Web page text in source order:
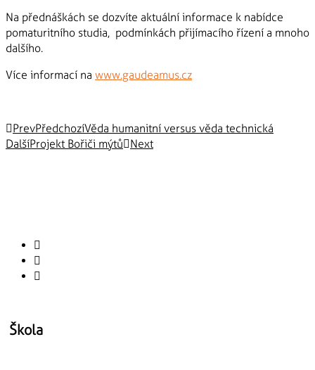
Na přednáškách se dozvíte aktuální informace k nabídce
pomaturitního studia, podmínkách přijímacího řízení a mnoho
dalšího.
Více informací na www.gaudeamus.cz
PrevPředchozíVěda humanitní versus věda technická
DalšíProjekt Bořiči mýtů Next
Škola